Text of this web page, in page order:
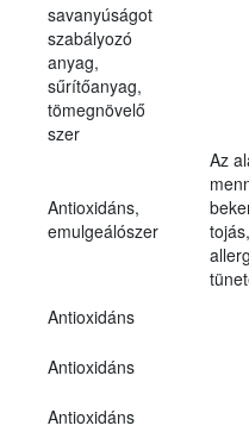
savanyúságot
szabályozó
anyag,
sűrítőanyag,
tömegnövelő
szer
Antioxidáns,
emulgeálószer
Az
Antioxidáns
Antioxidáns
Antioxidáns